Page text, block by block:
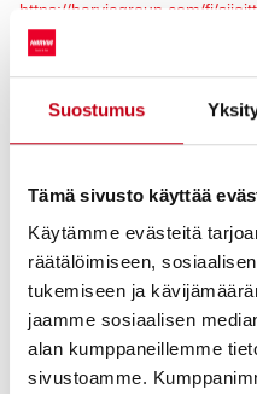
Suostumus
Tämä sivusto käyttää
Käytämme evästeitä
räätälöimiseen,
tukemiseen ja
jaamme sosiaalisen
alan kumppaneillemme
sivustoamme.
https://harviagroup.com/fi/
Harvia järjestää
analyytikoille, sijoittajille ja
aikaa. Webcast-tilaisuudessa
Pajuharju sekä talousjohtaja
seurattavissa suorana
puhelinkonferenssiin oheisen
http://palvelu.flik.fi/
Rekisteröidyttyään osallistuja
puhelinkonferenssiin.
Webcast-tilaisuus
internet-sivuillahttps://